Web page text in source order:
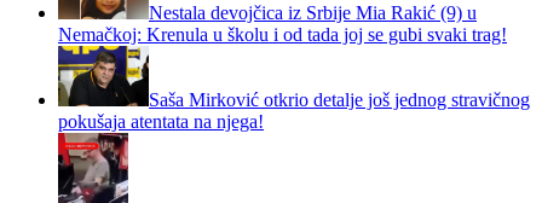
Nestala devojčica iz Srbije Mia Rakić (9) u
Nemačkoj: Krenula u školu i od tada joj se gubi svaki trag!
Saša Mirković otkrio detalje još jednog stravičnog
pokušaja atentata na njega!